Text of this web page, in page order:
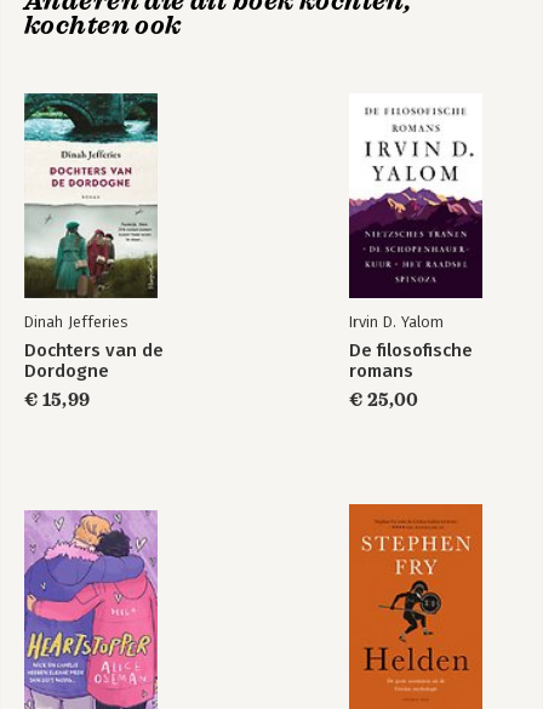
De correcties De Scharrelaar
Bekijk alle boeken
kochten ook
Dinah Jefferies
Dochters van de
Dordogne
€ 15,99
Irvin D. Yalom
De filosofische
romans
€ 25,00